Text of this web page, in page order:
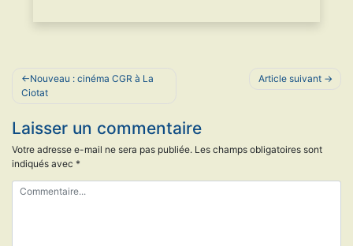
Navigation
de
l’article
Nouveau : cinéma CGR à La
Ciotat
Article suivant
Laisser un commentaire
Votre adresse e-mail ne sera pas publiée. Les champs obligatoires sont
indiqués avec *